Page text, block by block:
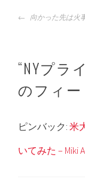
投
稿
ゲ
ー
シ
ン
向かった先は火
“NYプラ
のフィ
ピンバック:米
いてみた – Miki